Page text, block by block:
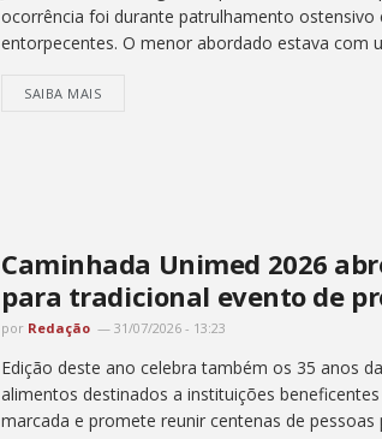
ocorrência foi durante patrulhamento
entorpecentes. O menor abordado estava com
SAIBA MAIS
Caminhada Unimed 2026
para tradicional evento de
por Redação 31/07/2026 - 13:23
Edição deste ano celebra também os 35 anos
alimentos destinados a instituições
marcada e promete reunir centenas de pessoas